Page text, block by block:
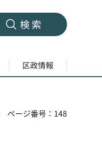
検索
区政情報
ページ番号：148